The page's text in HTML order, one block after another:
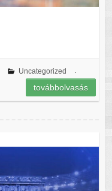
Uncategorized
.
továbbolvasás